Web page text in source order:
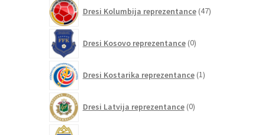
Dresi Kolumbija reprezentance 47izdelkov
Dresi Kosovo reprezentance 0izdelkov
Dresi Kostarika reprezentance 1izdelek
Dresi Latvija reprezentance 0izdelkov